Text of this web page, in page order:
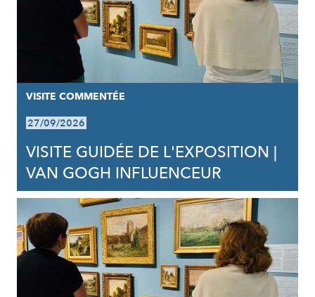
VISITE COMMENTÉE
27/09/2026
VISITE GUIDÉE DE L'EXPOSITION |
VAN GOGH INFLUENCEUR